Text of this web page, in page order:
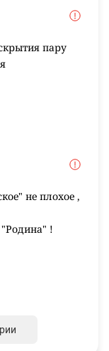
пару
не плохое ,
"Родина" !